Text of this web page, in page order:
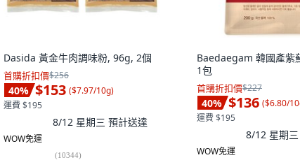
Dasida 黃金牛肉調味粉, 96g, 2個
首購折扣價$256
40% $153 ($7.97/10g)
運費 $195
8/12 星期三 預計送達
WOW免運
(10344)
Baedaegam 韓國產紫
1包
首購折扣價$227
40% $136 ($6.80/
運費 $195
8/12 星期三
WOW免運